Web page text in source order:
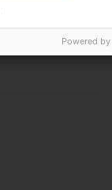
Powered by